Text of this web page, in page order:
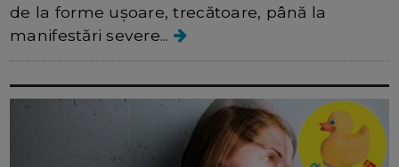
de la forme ușoare, trecătoare, până la
manifestări severe...